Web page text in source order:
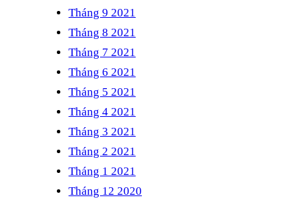
Tháng 9 2021
Tháng 8 2021
Tháng 7 2021
Tháng 6 2021
Tháng 5 2021
Tháng 4 2021
Tháng 3 2021
Tháng 2 2021
Tháng 1 2021
Tháng 12 2020